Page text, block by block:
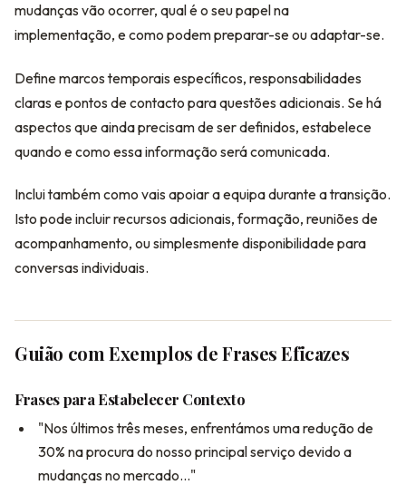
mudanças vão ocorrer, qual é o seu papel na
implementação, e como podem preparar-se ou adaptar-se.
Define marcos temporais específicos, responsabilidades
claras e pontos de contacto para questões adicionais. Se há
aspectos que ainda precisam de ser definidos, estabelece
quando e como essa informação será comunicada.
Inclui também como vais apoiar a equipa durante a transição.
Isto pode incluir recursos adicionais, formação, reuniões de
acompanhamento, ou simplesmente disponibilidade para
conversas individuais.
Guião com Exemplos de Frases Eficazes
Frases para Estabelecer Contexto
"Nos últimos três meses, enfrentámos uma redução de
30% na procura do nosso principal serviço devido a
mudanças no mercado..."